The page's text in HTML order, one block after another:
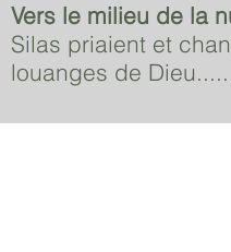
Vers le milieu de la
Silas priaient et
louanges de